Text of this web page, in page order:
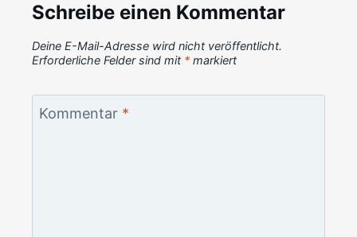
Schreibe einen Kommentar
Deine E-Mail-Adresse wird nicht veröffentlicht.
Erforderliche Felder sind mit * markiert
Kommentar *